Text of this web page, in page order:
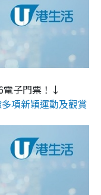
電子門票！↓
項新穎運動及觀賞